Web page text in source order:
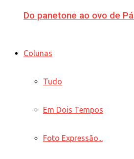
Do panetone ao ovo de
Colunas
Tudo
Em Dois Tempos
Foto Expressão...